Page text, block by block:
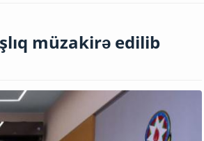
müzakirə edilib